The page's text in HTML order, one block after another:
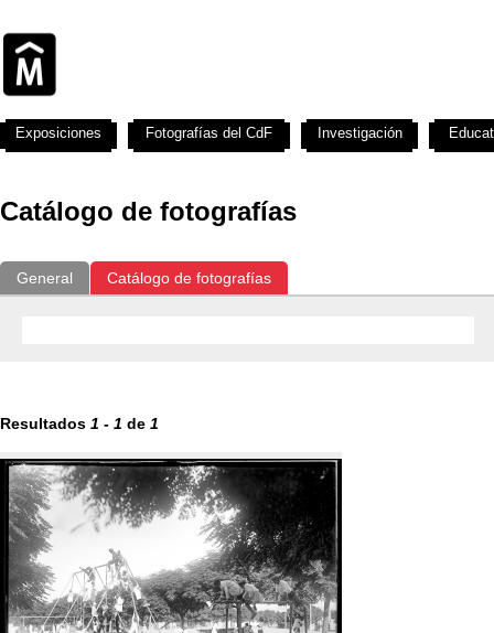
Catálogo de fotografías
General Catálogo de fotografías
Resultados 1 - 1 de 1
Exposiciones Fotografías del CdF Investigación